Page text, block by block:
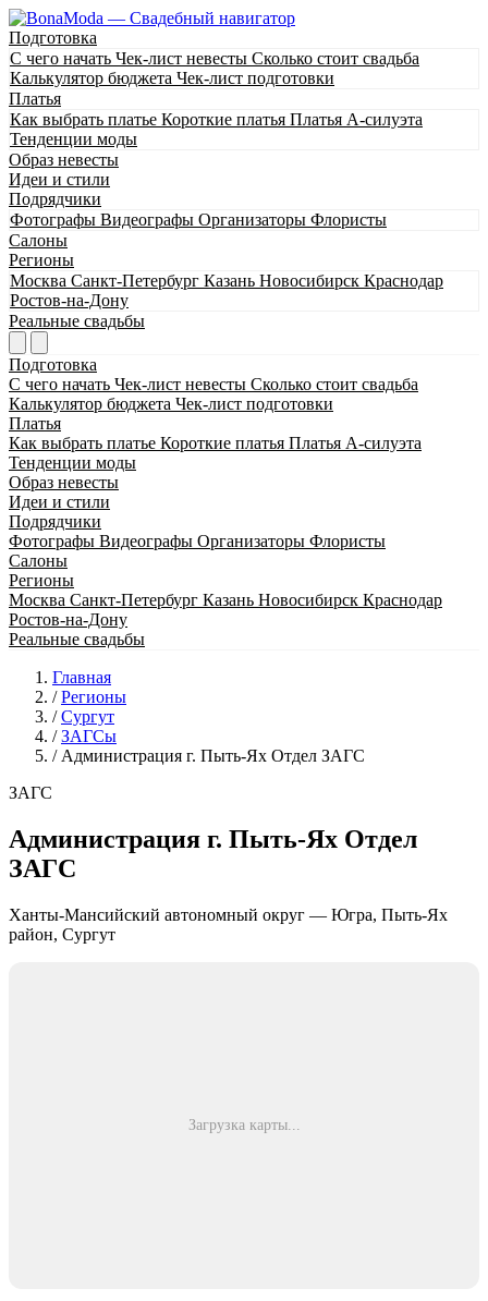
Подготовка
С чего начать Чек-лист невесты Сколько стоит свадьба
Калькулятор бюджета Чек-лист подготовки
Платья
Как выбрать платье Короткие платья Платья А-силуэта
Тенденции моды
Образ невесты
Идеи и стили
Подрядчики
Фотографы Видеографы Организаторы Флористы
Салоны
Регионы
Москва Санкт-Петербург Казань Новосибирск Краснодар
Ростов-на-Дону
Реальные свадьбы
Подготовка
С чего начать Чек-лист невесты Сколько стоит свадьба
Калькулятор бюджета Чек-лист подготовки
Платья
Как выбрать платье Короткие платья Платья А-силуэта
Тенденции моды
Образ невесты
Идеи и стили
Подрядчики
Фотографы Видеографы Организаторы Флористы
Салоны
Регионы
Москва Санкт-Петербург Казань Новосибирск Краснодар
Ростов-на-Дону
Реальные свадьбы
Главная
/ Регионы
/ Сургут
/ ЗАГСы
/ Администрация г. Пыть-Ях Отдел ЗАГС
ЗАГС
Администрация г. Пыть-Ях Отдел
ЗАГС
Ханты-Мансийский автономный округ — Югра, Пыть-Ях
район, Сургут
Загрузка карты...